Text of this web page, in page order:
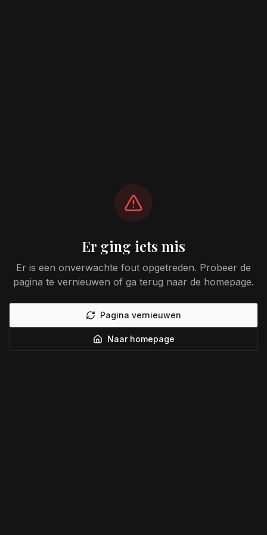
Er ging iets mis
Er is een onverwachte fout opgetreden. Probeer de
pagina te vernieuwen of ga terug naar de homepage.
Pagina vernieuwen
Naar homepage